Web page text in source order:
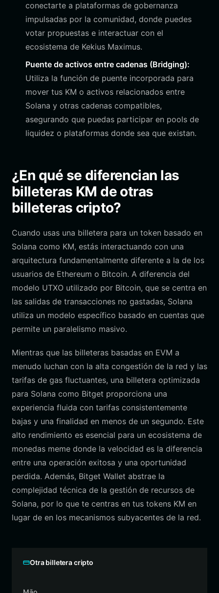
conectarte a plataformas de gobernanza
impulsadas por la comunidad, donde puedes
votar propuestas e interactuar con el
ecosistema de Kekius Maximus.
Puente de activos entre cadenas (Bridging):
Utiliza la función de puente incorporada para
mover tus KM o activos relacionados entre
Solana y otras cadenas compatibles,
asegurando que puedas participar en pools de
liquidez o plataformas donde sea que existan.
¿En qué se diferencian las
billeteras KM de otras
billeteras cripto?
Cuando usas una billetera para un token basado en
Solana como KM, estás interactuando con una
arquitectura fundamentalmente diferente a la de los
usuarios de Ethereum o Bitcoin. A diferencia del
modelo UTXO utilizado por Bitcoin, que se centra en
las salidas de transacciones no gastadas, Solana
utiliza un modelo específico basado en cuentas que
permite un paralelismo masivo.
Mientras que las billeteras basadas en EVM a
menudo luchan con la alta congestión de la red y las
tarifas de gas fluctuantes, una billetera optimizada
para Solana como Bitget proporciona una
experiencia fluida con tarifas consistentemente
bajas y una finalidad en menos de un segundo. Este
alto rendimiento es esencial para un ecosistema de
monedas meme donde la velocidad es la diferencia
entre una operación exitosa y una oportunidad
perdida. Además, Bitget Wallet abstrae la
complejidad técnica de la gestión de recursos de
Solana, por lo que te centras en tus tokens KM en
lugar de en los mecanismos subyacentes de la red.
Otra billetera cripto